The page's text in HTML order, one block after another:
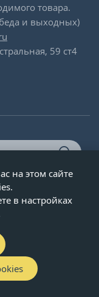
товара.
и выходных)
59 ст4
1995-2026 г.
на этом сайте
в настройках